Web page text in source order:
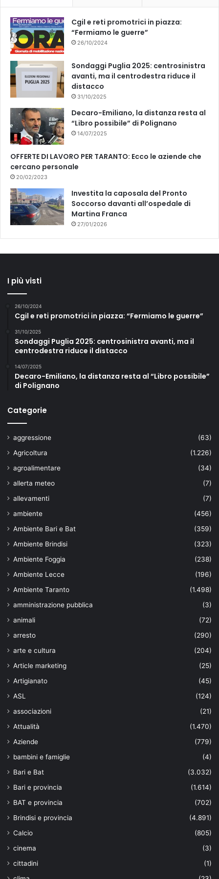
k
Cgil e reti promotrici in piazza:
“Fermiamo le guerre”
26/10/2024
Sondaggi Puglia 2025: centrosinistra
avanti, ma il centrodestra riduce il
distacco
31/10/2025
Decaro-Emiliano, la distanza resta al
“Libro possibile” di Polignano
14/07/2025
OFFERTE DI LAVORO PER TARANTO: Ecco le aziende che
cercano personale
20/02/2023
Investita la caposala del Pronto
Soccorso davanti all’ospedale di
Martina Franca
27/01/2026
I più visti
26/10/2024
Cgil e reti promotrici in piazza: “Fermiamo le guerre”
31/10/2025
Sondaggi Puglia 2025: centrosinistra avanti, ma il
centrodestra riduce il distacco
14/07/2025
Decaro-Emiliano, la distanza resta al “Libro possibile”
di Polignano
Categorie
aggressione
(63)
Agricoltura
(1.226)
agroalimentare
(34)
allerta meteo
(7)
allevamenti
(7)
ambiente
(456)
Ambiente Bari e Bat
(359)
Ambiente Brindisi
(323)
Ambiente Foggia
(238)
Ambiente Lecce
(196)
Ambiente Taranto
(1.498)
amministrazione pubblica
(3)
animali
(72)
arresto
(290)
arte e cultura
(204)
Article marketing
(25)
Artigianato
(45)
ASL
(124)
associazioni
(21)
Attualità
(1.470)
Aziende
(779)
bambini e famiglie
(4)
Bari e Bat
(3.032)
Bari e provincia
(1.614)
BAT e provincia
(702)
Brindisi e provincia
(4.891)
Calcio
(805)
cinema
(3)
cittadini
(1)